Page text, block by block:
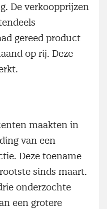
De verkoopprijzen
gereed product
op rij. Deze
maakten in
van een
Deze toename
sinds maart.
onderzochte
een grotere